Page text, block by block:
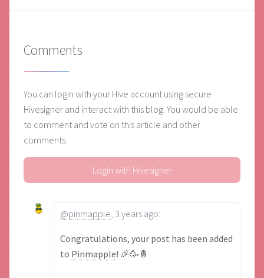
Comments
You can login with your Hive account using secure
Hivesigner and interact with this blog. You would be able
to comment and vote on this article and other
comments.
Login with Hivesigner
@pinmapple, 3 years ago:
Congratulations, your post has been added
to Pinmapple! 🎉🥳🍍